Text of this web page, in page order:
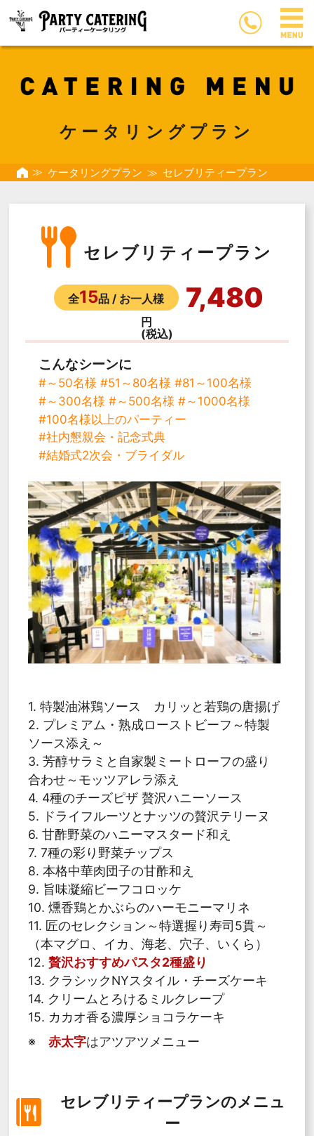
ケータリングプラン
ケータリングプラン セレブリティープラン
セレブリティープラン
全15品 / お一人様 7,480
円
(税込)
こんなシーンに
#～50名様 #51～80名様 #81～100名様
#～300名様 #～500名様 #～1000名様
#100名様以上のパーティー
#社内懇親会・記念式典
#結婚式2次会・ブライダル
1. 特製油淋鶏ソース カリッと若鶏の唐揚げ
2. プレミアム・熟成ローストビーフ～特製
ソース添え～
3. 芳醇サラミと自家製ミートローフの盛り
合わせ～モッツアレラ添え
4. 4種のチーズピザ 贅沢ハニーソース
5. ドライフルーツとナッツの贅沢テリーヌ
6. 甘酢野菜のハニーマスタード和え
7. 7種の彩り野菜チップス
8. 本格中華肉団子の甘酢和え
9. 旨味凝縮ビーフコロッケ
10. 燻香鶏とかぶらのハーモニーマリネ
11. 匠のセレクション～特選握り寿司5貫～
（本マグロ、イカ、海老、穴子、いくら）
12. 贅沢おすすめパスタ2種盛り
13. クラシックNYスタイル・チーズケーキ
14. クリームとろけるミルクレープ
15. カカオ香る濃厚ショコラケーキ
※ 赤太字はアツアツメニュー
セレブリティープランのメニュ
ー